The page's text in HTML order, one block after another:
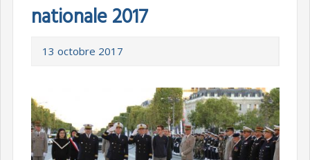
nationale 2017
13 octobre 2017